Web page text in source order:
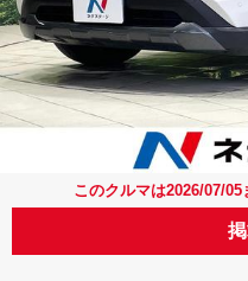
このクルマは2026/07/05